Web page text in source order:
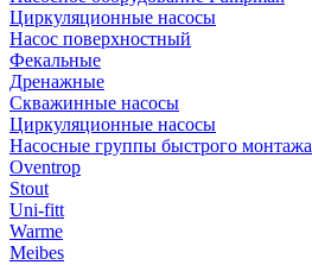
Циркуляционные насосы
Насос поверхностный
Фекальные
Дренажные
Скважинные насосы
Циркуляционные насосы
Насосные группы быстрого монтажа
Oventrop
Stout
Uni-fitt
Warme
Meibes